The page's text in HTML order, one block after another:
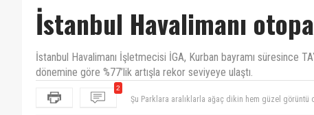
İstanbul Havalimanı
İstanbul Havalimanı İşletmecisi İGA, Kurban bayramı süresince
dönemine göre %77’lik artışla rekor seviyeye ulaştı.
2